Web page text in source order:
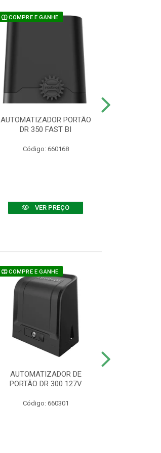
COMPRE E GANHE
AUTOMATIZADOR PORTÃO
DR 350 FAST BI
Código: 660168
VER PREÇO
COMPRE E GANHE
AUTOMATIZADOR DE
PORTÃO DR 300 127V
Código: 660301